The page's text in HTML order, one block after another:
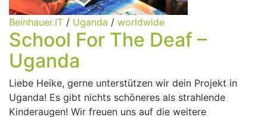
Beinhauer.IT / Uganda / worldwide
School For The Deaf –
Uganda
Liebe Heike, gerne unterstützen wir dein Projekt in
Uganda! Es gibt nichts schöneres als strahlende
Kinderaugen! Wir freuen uns auf die weitere